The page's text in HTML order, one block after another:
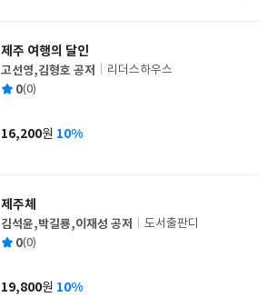
제주 여행의 달인
글
쓴
고선영,김형호 공저
출
사
리더스하우스
평 0(0)
가
16,200원 10%
제주체
글
쓴
김석윤,박길룡,이재성 공저
출
사
도서출판디
평 0(0)
가
19,800원 10%